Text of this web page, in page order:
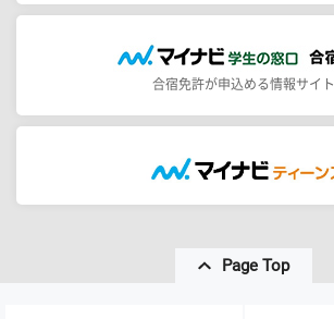
合宿免許が申込める情報サイト
Page Top